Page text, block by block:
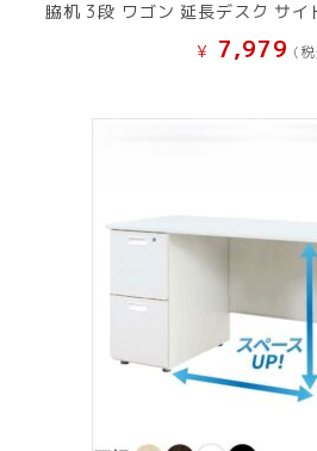
脇机 3段 ワゴン 延長デスク サイ
¥ 7,979 (税